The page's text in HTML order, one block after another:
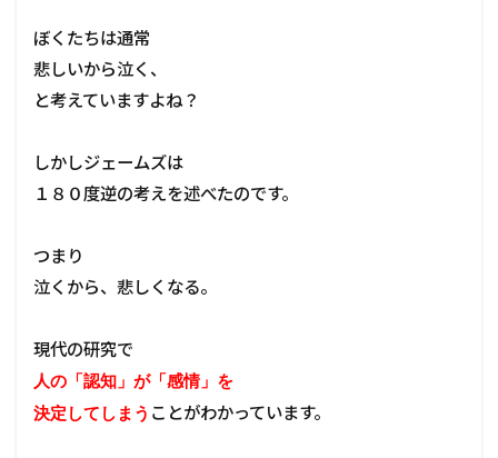
有
名
な
実
験
は
愉
快
来
＝
●
ぼくたちは通常
悲しいから泣く、
と考えていますよね？
しかしジェームズは
１８０度逆の考えを述べたのです。
つまり
泣くから、悲しくなる。
現代の研究で
人の「認知」が「感情」を
決定してしまう ことがわかっています。